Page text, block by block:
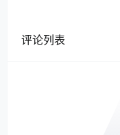
评论列表